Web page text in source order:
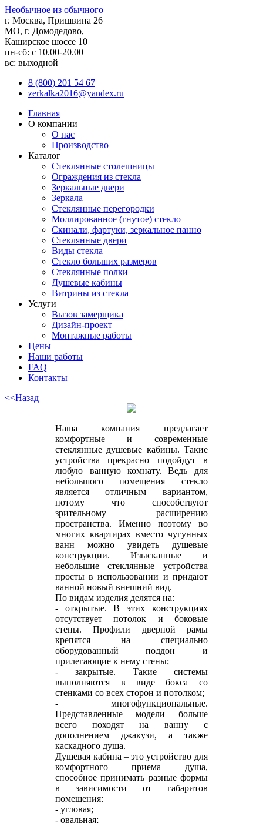
Необычное из обычного
г. Москва, Пришвина 26
МО, г. Домодедово,
Каширское шоссе 10
пн-сб: с 10.00-20.00
вс: выходной
8 (800) 201 54 67
zerkalka2016@yandex.ru
Главная
О компании
О нас
Производство
Каталог
Стеклянные столешницы
Ограждения из стекла
Зеркальные двери
Зеркала
Стеклянные перегородки
Моллированное (гнутое) стекло
Скинали, фартуки, зеркальное панно
Стеклянные двери
Виды стекла
Стекло больших размеров
Стеклянные полки
Душевые кабины
Витрины из стекла
Услуги
Вызов замерщика
Дизайн-проект
Монтажные работы
Цены
Наши работы
FAQ
Контакты
<<Назад
Наша компания предлагает
комфортные и современные
стеклянные душевые кабины. Такие
устройства прекрасно подойдут в
любую ванную комнату. Ведь для
небольшого помещения стекло
является отличным вариантом,
потому что способствуют
зрительному расширению
пространства. Именно поэтому во
многих квартирах вместо чугунных
ванн можно увидеть душевые
конструкции. Изысканные и
небольшие стеклянные устройства
просты в использовании и придают
ванной новый внешний вид.
По видам изделия делятся на:
- открытые. В этих конструкциях
отсутствует потолок и боковые
стены. Профили дверной рамы
крепятся на специально
оборудованный поддон и
прилегающие к нему стены;
- закрытые. Такие системы
выполняются в виде бокса со
стенками со всех сторон и потолком;
- многофункциональные.
Представленные модели больше
всего походят на ванну с
дополнением джакузи, а также
каскадного душа.
Душевая кабина – это устройство для
комфортного приема душа,
способное принимать разные формы
в зависимости от габаритов
помещения:
- угловая;
- овальная;